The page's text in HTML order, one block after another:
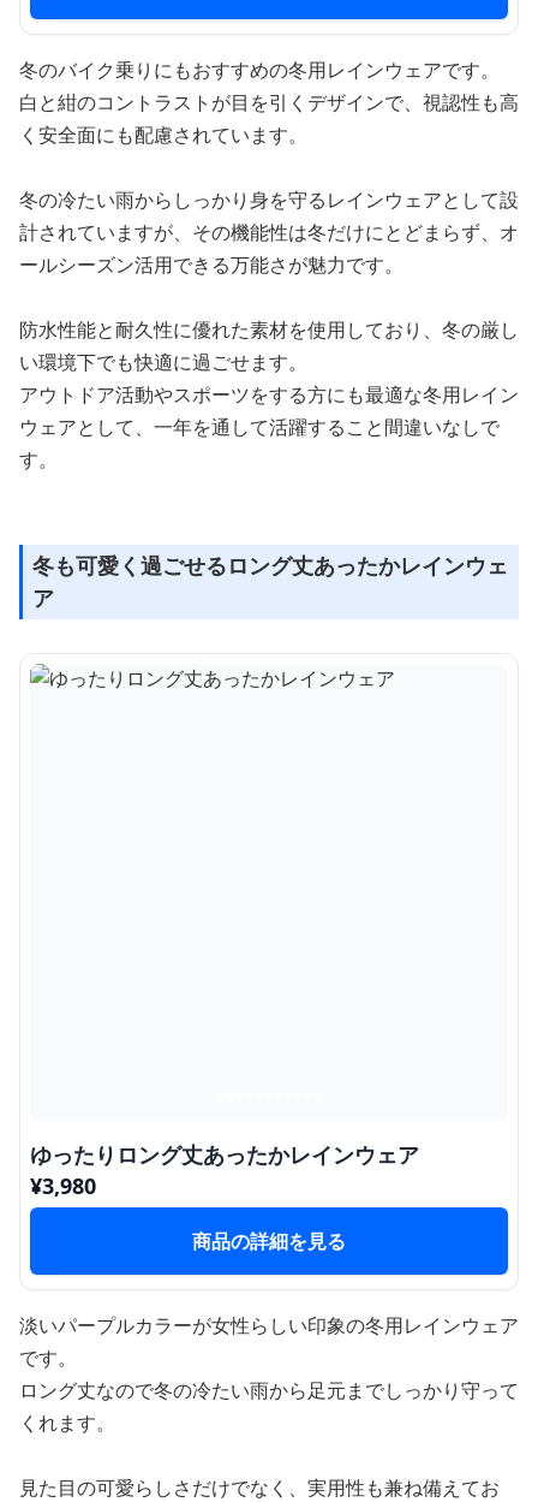
冬のバイク乗りにもおすすめの冬用レインウェアです。
白と紺のコントラストが目を引くデザインで、視認性も高
く安全面にも配慮されています。
冬の冷たい雨からしっかり身を守るレインウェアとして設
計されていますが、その機能性は冬だけにとどまらず、オ
ールシーズン活用できる万能さが魅力です。
防水性能と耐久性に優れた素材を使用しており、冬の厳し
い環境下でも快適に過ごせます。
アウトドア活動やスポーツをする方にも最適な冬用レイン
ウェアとして、一年を通して活躍すること間違いなしで
す。
冬も可愛く過ごせるロング丈あったかレインウェ
ア
ゆったりロング丈あったかレインウェア
¥3,980
商品の詳細を見る
淡いパープルカラーが女性らしい印象の冬用レインウェア
です。
ロング丈なので冬の冷たい雨から足元までしっかり守って
くれます。
見た目の可愛らしさだけでなく、実用性も兼ね備えてお